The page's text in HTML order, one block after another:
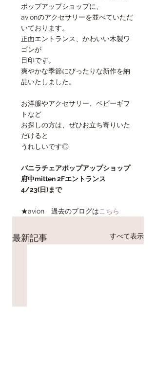
ポップアップショップに、
avionのアクセサリーを並べていただ
いております。
正面エントランス、かわいい木製ワ
ゴンが
目印です。
爽やかな季節にぴったりな新作を納
品いたしました。
お洋服やアクセサリー、ベビーギフ
トなど
お探しの方は、ぜひお立ち寄りいた
だけると
うれしいです◎
バニラチェアポップアップショップ
府中mitten 2Fエントランス
4/23(日)まで
★avion　過去のブログは こちら
最新記事 すべて表示